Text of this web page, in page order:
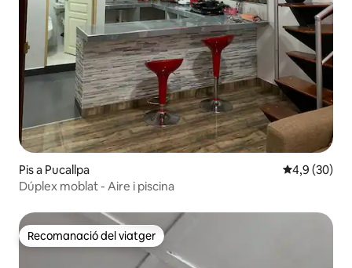
Pis a Pucallpa 4,9 de
4,9 (30)
Dúplex moblat - Aire i piscina
Recomanació del viatger
Recomanació del viatger